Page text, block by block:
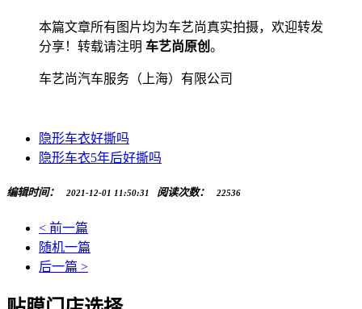
本篇文章所有图片均为车艺尚真实拍摄，欢迎转发
分享！转载请注明 车艺尚原创 。
车艺尚汽车服务（上海）有限公司
隐形车衣好撕吗
隐形车衣5年后好撕吗
编辑时间： 2021-12-01 11:50:31 阅读次数： 22536
< 前一篇
随机一篇
后一篇 >